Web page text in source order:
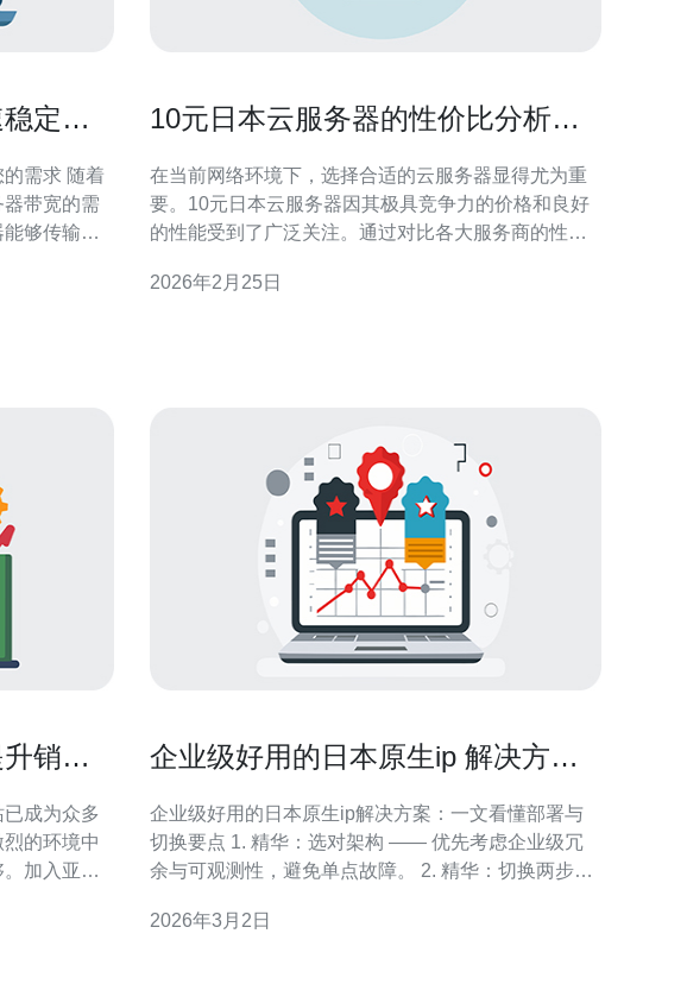
定，
求 随着
带宽的需
够传输数
基础设施
10元日本云服务器的性价比分析与
在当前网络环境下，选择合适的云服务器显得尤为重
要。10元日本云服务器因其极具竞争力的价格和良好
的性能受到了广泛关注。通过对比各大服务商的性能
比上表现优异，尤其适合初创企业和个人开发者使
2026年2月25日
销售
成为众多
的环境中
加入亚马
，从而有
企业级好用的日本原生ip 解决方案
企业级好用的日本原生ip解决方案：一文看懂部署与
切换要点 1. 精华：选对架构 —— 优先考虑企业级冗
余与可观测性，避免单点故障。 2. 精华：切换两步走
策略逐步迁移。 3. 精华：合规与审计不可省 —— IP来
2026年3月2日